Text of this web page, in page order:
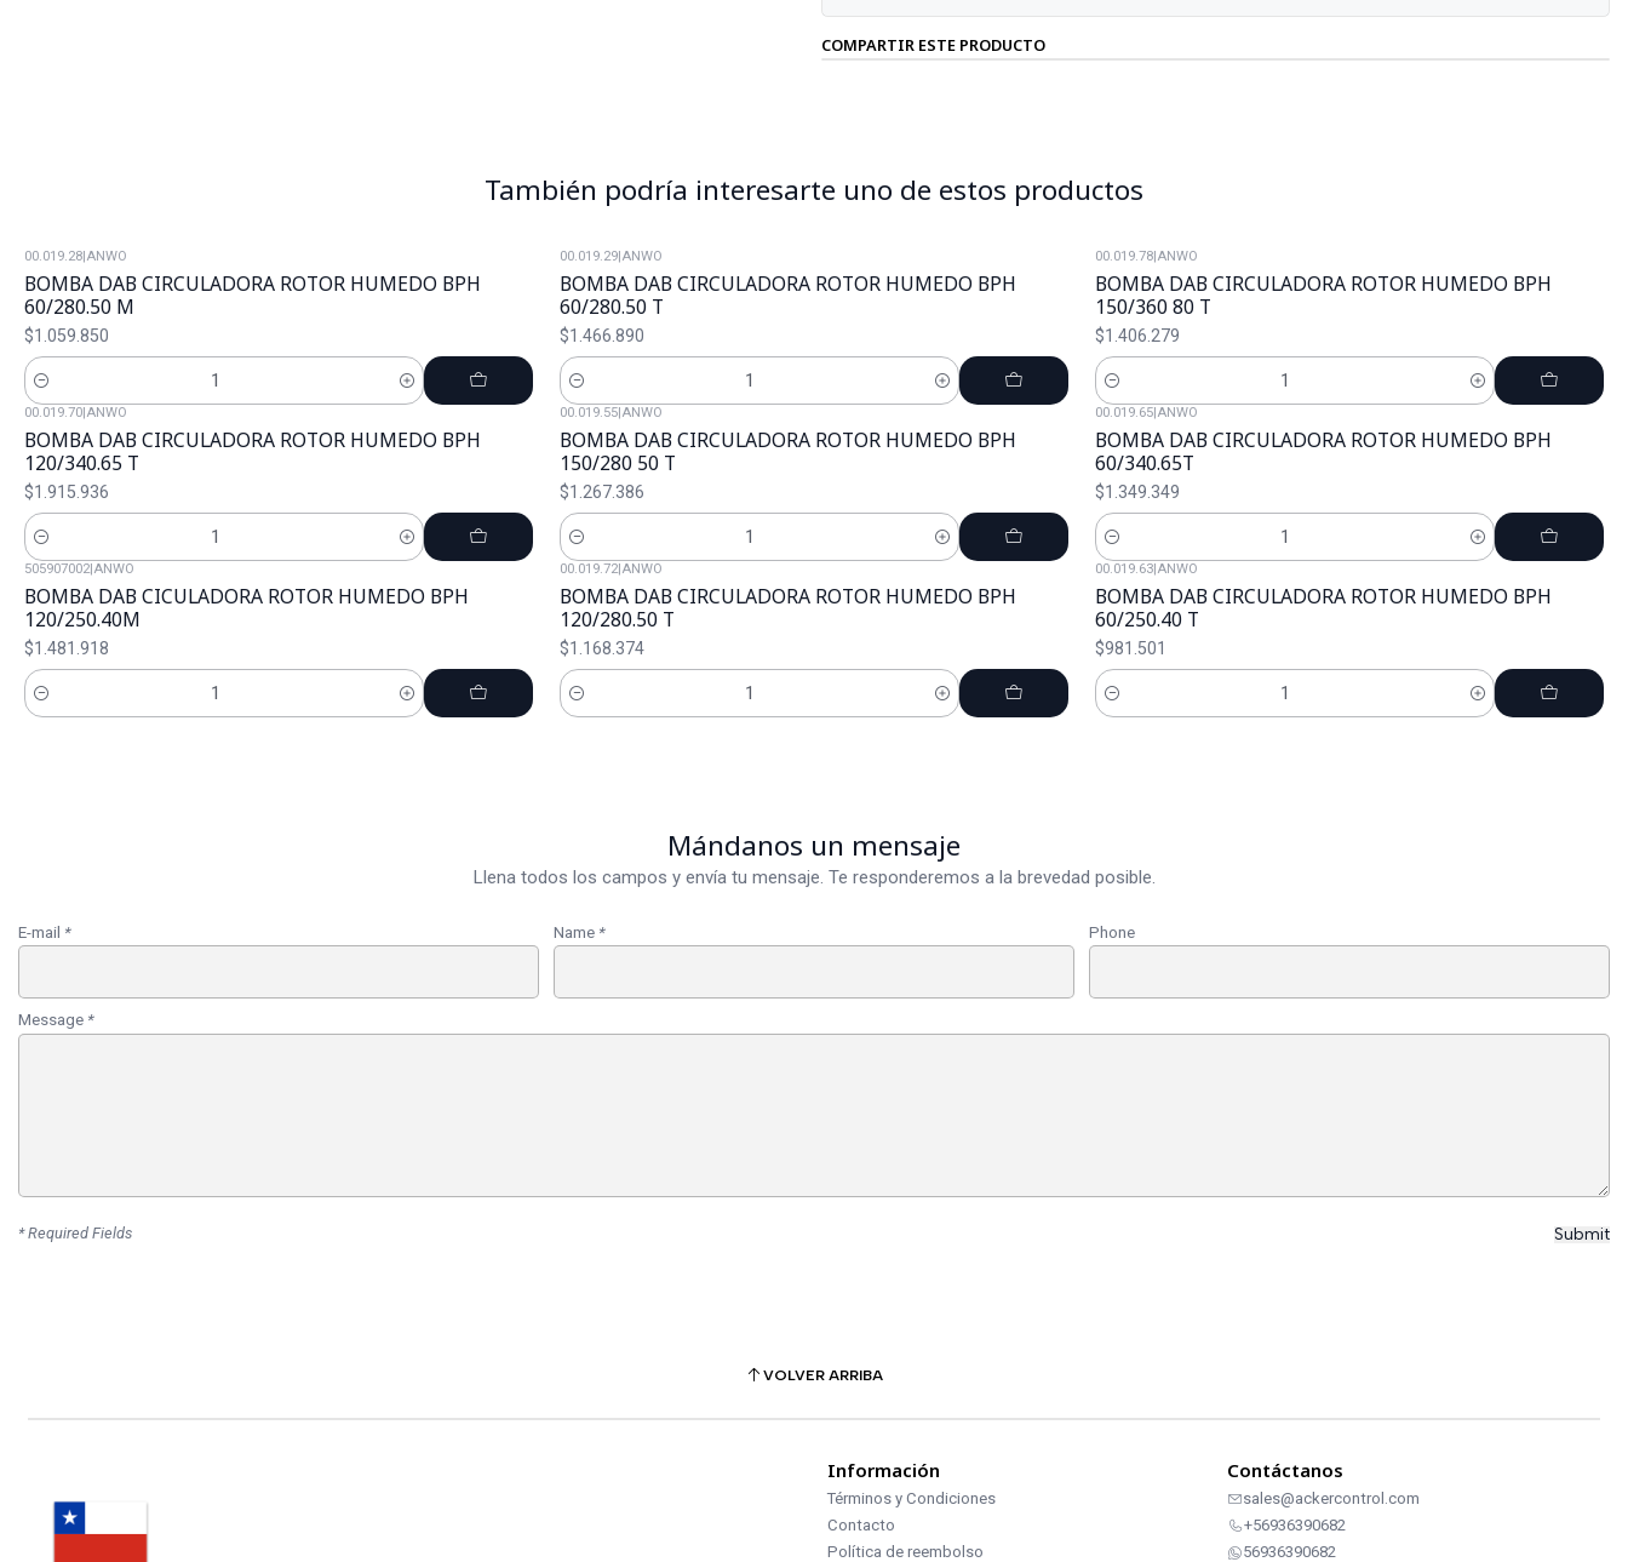
COMPARTIR ESTE PRODUCTO
También podría interesarte uno de estos productos
00.019.28 ANWO
BOMBA DAB CIRCULADORA ROTOR HUMEDO BPH
60/280.50 M
$1.059.850
Cantidad
00.019.29 ANWO
BOMBA DAB CIRCULADORA ROTOR HUMEDO BPH
60/280.50 T
$1.466.890
Cantidad
00.019.78 ANWO
BOMBA DAB CIRCULADORA ROTOR HUMEDO BPH
150/360 80 T
$1.406.279
Cantidad
00.019.70 ANWO
BOMBA DAB CIRCULADORA ROTOR HUMEDO BPH
120/340.65 T
$1.915.936
Cantidad
00.019.55 ANWO
BOMBA DAB CIRCULADORA ROTOR HUMEDO BPH
150/280 50 T
$1.267.386
Cantidad
00.019.65 ANWO
BOMBA DAB CIRCULADORA ROTOR HUMEDO BPH
60/340.65T
$1.349.349
Cantidad
505907002 ANWO
BOMBA DAB CICULADORA ROTOR HUMEDO BPH
120/250.40M
$1.481.918
Cantidad
00.019.72 ANWO
BOMBA DAB CIRCULADORA ROTOR HUMEDO BPH
120/280.50 T
$1.168.374
Cantidad
00.019.63 ANWO
BOMBA DAB CIRCULADORA ROTOR HUMEDO BPH
60/250.40 T
$981.501
Cantidad
Mándanos un mensaje
Llena todos los campos y envía tu mensaje. Te responderemos a la brevedad posible.
E-mail * Name * Phone
Message *
* Required Fields
VOLVER ARRIBA
Información
Términos y Condiciones
Contacto
Política de reembolso
Contáctanos
sales@ackercontrol.com
+56936390682
56936390682